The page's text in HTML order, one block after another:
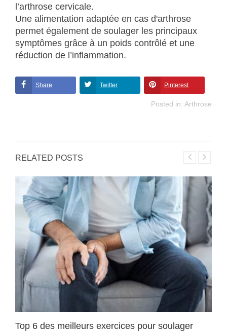
l’arthrose cervicale.
Une alimentation adaptée en cas d'arthrose
permet également de soulager les principaux
symptômes grâce à un poids contrôlé et une
réduction de l’inflammation.
Share Twitter Pinterest
Posted in: Arthrose
RELATED POSTS
Top 6 des meilleurs exercices pour soulager